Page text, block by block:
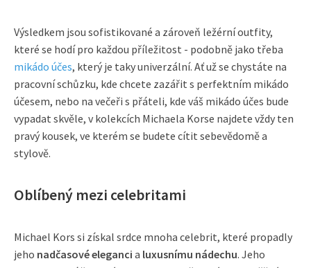
Výsledkem jsou sofistikované a zároveň ležérní outfity,
které se hodí pro každou příležitost - podobně jako třeba
mikádo účes, který je taky univerzální. Ať už se chystáte na
pracovní schůzku, kde chcete zazářit s perfektním mikádo
účesem, nebo na večeři s přáteli, kde váš mikádo účes bude
vypadat skvěle, v kolekcích Michaela Korse najdete vždy ten
pravý kousek, ve kterém se budete cítit sebevědomě a
stylově.
Oblíbený mezi celebritami
Michael Kors si získal srdce mnoha celebrit, které propadly
jeho nadčasové eleganci a luxusnímu nádechu. Jeho